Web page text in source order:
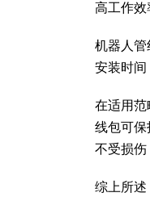
高工作效
机器人管
安装时间
在适用范
线包可保
不受损伤
综上所